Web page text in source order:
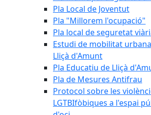
Pla Local de Joventut
Pla "Millorem l'ocupació"
Pla local de seguretat
Estudi de mobilitat
Lliçà d'Amunt
Pla Educatiu de Lliçà
Pla de Mesures Antifrau
Protocol sobre les
LGTBIfòbiques a l'espai